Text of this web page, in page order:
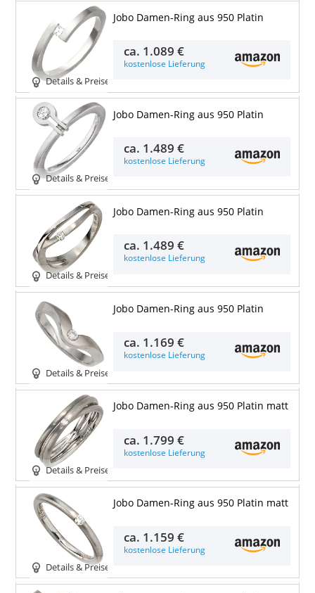
Details & Preise
Jobo Damen-Ring aus 950 Platin
ca. 1.089 €
kostenlose Lieferung
Details & Preise
Jobo Damen-Ring aus 950 Platin
ca. 1.489 €
kostenlose Lieferung
Details & Preise
Jobo Damen-Ring aus 950 Platin
ca. 1.489 €
kostenlose Lieferung
Details & Preise
Jobo Damen-Ring aus 950 Platin
ca. 1.169 €
kostenlose Lieferung
Details & Preise
Jobo Damen-Ring aus 950 Platin matt
ca. 1.799 €
kostenlose Lieferung
Details & Preise
Jobo Damen-Ring aus 950 Platin matt
ca. 1.159 €
kostenlose Lieferung